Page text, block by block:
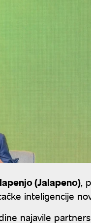
(Jalapeno),
inteligencije
najavile